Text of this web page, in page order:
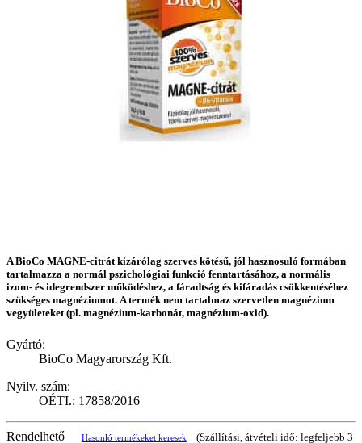
A BioCo MAGNE-citrát kizárólag szerves kötésű, jól hasznosuló formában
tartalmazza a normál pszichológiai funkció fenntartásához, a normális
izom- és idegrendszer működéshez, a fáradtság és kifáradás csökkentéséhez
szükséges magnéziumot. A termék nem tartalmaz szervetlen magnézium
vegyületeket (pl. magnézium-karbonát, magnézium-oxid).
Gyártó:
BioCo Magyarország Kft.
Nyilv. szám:
OÉTI.: 17858/2016
Rendelhető Hasonló termékeket keresek
(Szállítási, átvételi idő: legfeljebb 3